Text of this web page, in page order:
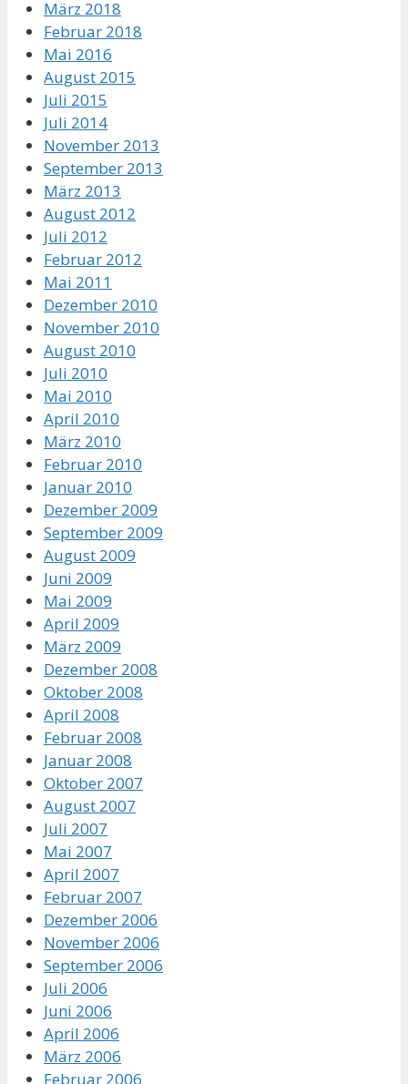
März 2018
Februar 2018
Mai 2016
August 2015
Juli 2015
Juli 2014
November 2013
September 2013
März 2013
August 2012
Juli 2012
Februar 2012
Mai 2011
Dezember 2010
November 2010
August 2010
Juli 2010
Mai 2010
April 2010
März 2010
Februar 2010
Januar 2010
Dezember 2009
September 2009
August 2009
Juni 2009
Mai 2009
April 2009
März 2009
Dezember 2008
Oktober 2008
April 2008
Februar 2008
Januar 2008
Oktober 2007
August 2007
Juli 2007
Mai 2007
April 2007
Februar 2007
Dezember 2006
November 2006
September 2006
Juli 2006
Juni 2006
April 2006
März 2006
Februar 2006